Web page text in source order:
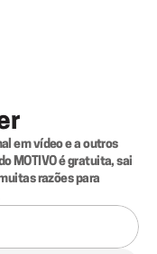
em vídeo e a outros
MOTIVO é gratuita, sai
razões para